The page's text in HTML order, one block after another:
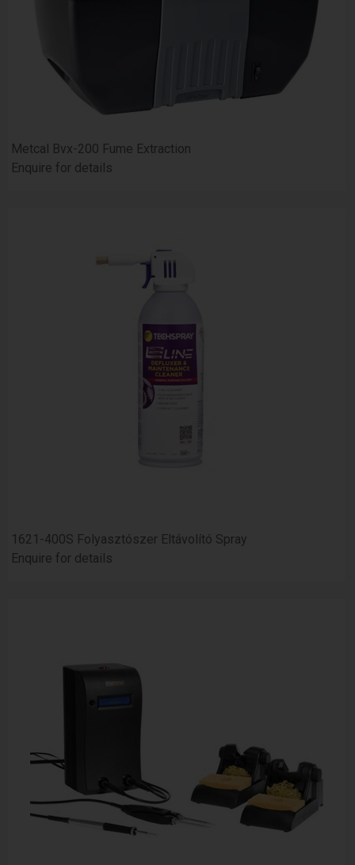
Metcal Bvx-200 Fume Extraction
Enquire for details
1621-400S Folyasztószer Eltávolító Spray
Enquire for details